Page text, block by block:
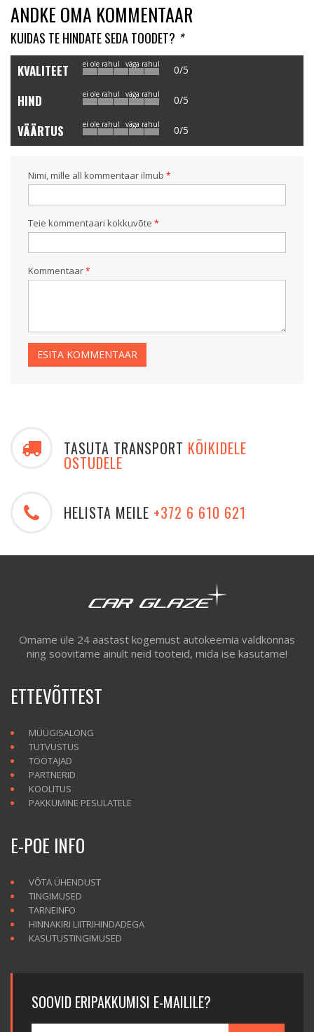
ANDKE OMA KOMMENTAAR
KUIDAS TE HINDATE SEDA TOODET? *
KVALITEET ei ole rahul väga rahul 0/5
HIND ei ole rahul väga rahul 0/5
VÄÄRTUS ei ole rahul väga rahul 0/5
Nimi, mille all kommentaar ilmub
Teie kommentaari kokkuvõte
Kommentaar
ESITA KOMMENTAAR
TASUTA TRANSPORT KÕIKIDELE
OSTUDELE
HELISTA MEILE +372 6 610 621
Omame üle 24 aastast kogemust autokeemia valdkonnas
ning soovitame ainult neid tooteid, mida ise kasutame!
ETTEVÕTTEST
MÜÜGISALONG
TUTVUSTUS
TÖÖTAJAD
PARTNERID
KOOLITUS
PAKKUMINE PESULATELE
E-POE INFO
VÕTA ÜHENDUST
TINGIMUSED
TARNEINFO
HINNAKIRI LIITRIHINDADEGA
KASUTUSTINGIMUSED
SOOVID ERIPAKKUMISI E-MAILILE?